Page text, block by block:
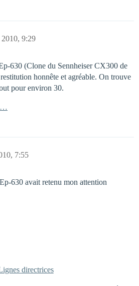
9:29
630 (Clone du Sennheiser CX300 de
honnête et agréable. On trouve
pour environ 30.
7:55
630 avait retenu mon attention
directrices